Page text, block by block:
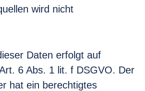
wird nicht
Daten erfolgt auf
6 Abs. 1 lit. f DSGVO. Der
hat ein berechtigtes